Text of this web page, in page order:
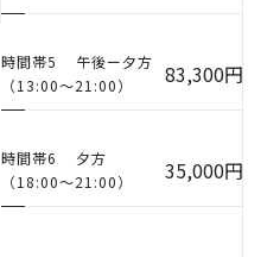
時間帯5
午後ー夕方
（13:00〜21:00）
83,300円
時間帯6
夕方
（18:00〜21:00）
35,000円